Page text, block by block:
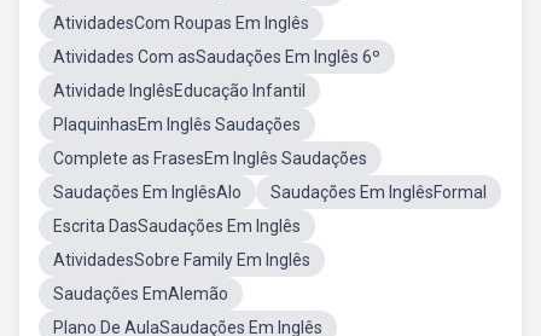
AtividadesCom Roupas Em Inglês
Atividades Com asSaudações Em Inglês 6º
Atividade InglêsEducação Infantil
PlaquinhasEm Inglês Saudações
Complete as FrasesEm Inglês Saudações
Saudações Em InglêsAlo
Saudações Em InglêsFormal
Escrita DasSaudações Em Inglês
AtividadesSobre Family Em Inglês
Saudações EmAlemão
Plano De AulaSaudações Em Inglês